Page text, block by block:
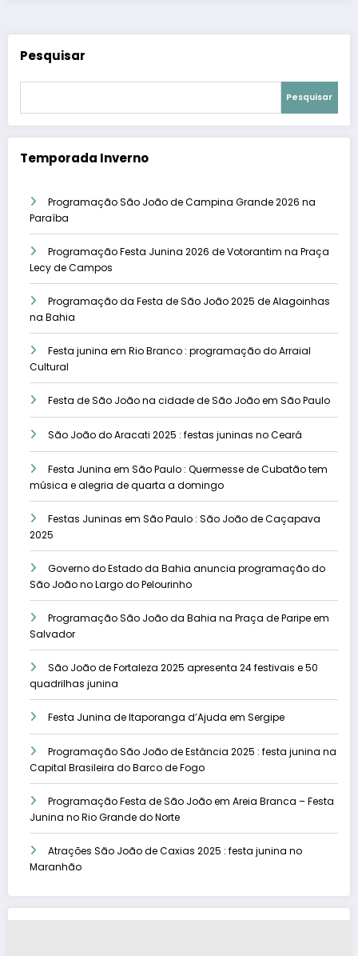
Pesquisar
Pesquisar
Temporada Inverno
Programação São João de Campina Grande 2026 na
Paraíba
Programação Festa Junina 2026 de Votorantim na Praça
Lecy de Campos
Programação da Festa de São João 2025 de Alagoinhas
na Bahia
Festa junina em Rio Branco : programação do Arraial
Cultural
Festa de São João na cidade de São João em São Paulo
São João do Aracati 2025 : festas juninas no Ceará
Festa Junina em São Paulo : Quermesse de Cubatão tem
música e alegria de quarta a domingo
Festas Juninas em São Paulo : São João de Caçapava
2025
Governo do Estado da Bahia anuncia programação do
São João no Largo do Pelourinho
Programação São João da Bahia na Praça de Paripe em
Salvador
São João de Fortaleza 2025 apresenta 24 festivais e 50
quadrilhas junina
Festa Junina de Itaporanga d’Ajuda em Sergipe
Programação São João de Estância 2025 : festa junina na
Capital Brasileira do Barco de Fogo
Programação Festa de São João em Areia Branca – Festa
Junina no Rio Grande do Norte
Atrações São João de Caxias 2025 : festa junina no
Maranhão